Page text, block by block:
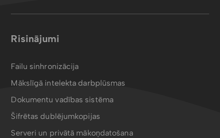
Risinājumi
Failu sinhronizācija
Mākslīgā intelekta darbplūsmas
Dokumentu vadības sistēma
Šifrētas dublējumkopijas
Serveri un privātā mākoņdatošana